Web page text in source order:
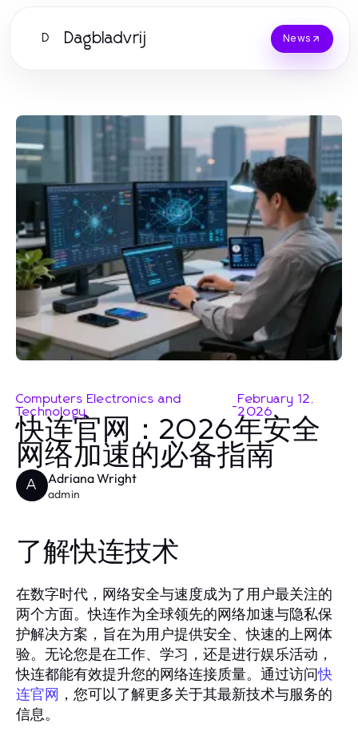
D Dagbladvrij News
Computers Electronics and
Technology
-February 12,
2026
快连官网：2026年安全
网络加速的必备指南
A Adriana Wright
admin
了解快连技术
在数字时代，网络安全与速度成为了用户最关注的
两个方面。快连作为全球领先的网络加速与隐私保
护解决方案，旨在为用户提供安全、快速的上网体
验。无论您是在工作、学习，还是进行娱乐活动，
快连都能有效提升您的网络连接质量。通过访问快
连官网 ，您可以了解更多关于其最新技术与服务的
信息。